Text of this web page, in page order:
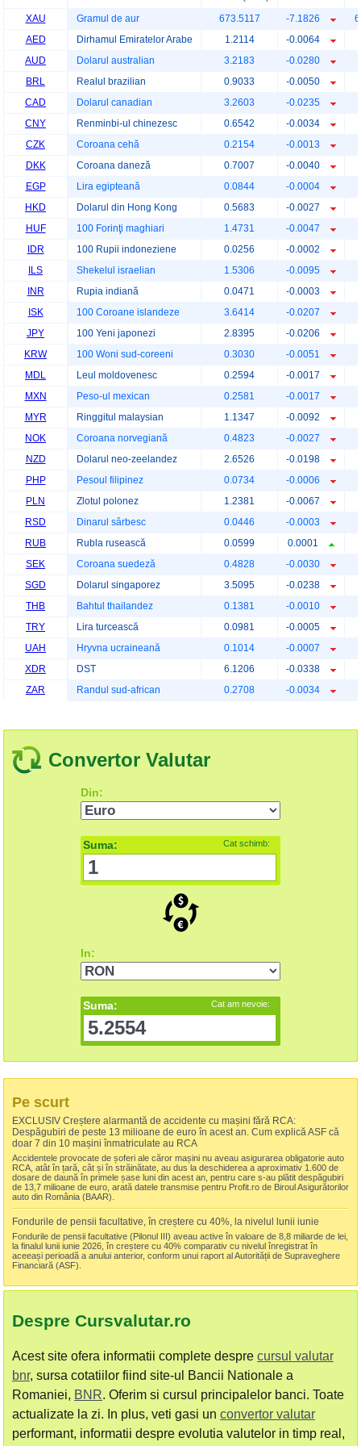
XAU Gramul de aur 673.5117 -7.1826
AED
Dirhamul Emiratelor Arabe 1.2114 -0.0064
AUD
Dolarul australian 3.2183 -0.0280
BRL
Realul brazilian 0.9033 -0.0050
CAD
Dolarul canadian 3.2603 -0.0235
CNY
Renminbi-ul chinezesc 0.6542 -0.0034
CZK
Coroana cehă 0.2154 -0.0013
DKK
Coroana daneză 0.7007 -0.0040
EGP
Lira egipteană 0.0844 -0.0004
HKD
Dolarul din Hong Kong 0.5683 -0.0027
HUF
100 Forinţi maghiari 1.4731 -0.0047
IDR
100 Rupii indoneziene 0.0256 -0.0002
ILS
Shekelul israelian 1.5306 -0.0095
INR
Rupia indiană 0.0471 -0.0003
ISK
100 Coroane islandeze 3.6414 -0.0207
JPY
100 Yeni japonezi 2.8395 -0.0206
KRW
100 Woni sud-coreeni 0.3030 -0.0051
MDL
Leul moldovenesc 0.2594 -0.0017
MXN
Peso-ul mexican 0.2581 -0.0017
MYR
Ringgitul malaysian 1.1347 -0.0092
NOK
Coroana norvegiană 0.4823 -0.0027
NZD
Dolarul neo-zeelandez 2.6526 -0.0198
PHP
Pesoul filipinez 0.0734 -0.0006
PLN
Zlotul polonez 1.2381 -0.0067
RSD
Dinarul sârbesc 0.0446 -0.0003
RUB
Rubla rusească 0.0599 0.0001
SEK
Coroana suedeză 0.4828 -0.0030
SGD
Dolarul singaporez 3.5095 -0.0238
THB
Bahtul thailandez 0.1381 -0.0010
TRY
Lira turcească 0.0981 -0.0005
UAH
Hryvna ucraineană 0.1014 -0.0007
XDR
DST 6.1206 -0.0338
ZAR
Randul sud-african 0.2708 -0.0034
Convertor Valutar
Din:
Suma: Cat schimb:
In:
Suma: Cat am nevoie:
Pe scurt
EXCLUSIV Creștere alarmantă de accidente cu mașini fără RCA:
Despăgubiri de peste 13 milioane de euro în acest an. Cum explică ASF că
doar 7 din 10 mașini înmatriculate au RCA
Accidentele provocate de șoferi ale căror mașini nu aveau asigurarea obligatorie auto
RCA, atât în țară, cât și în străinătate, au dus la deschiderea a aproximativ 1.600 de
dosare de daună în primele șase luni din acest an, pentru care s-au plătit despăgubiri
de 13,7 milioane de euro, arată datele transmise pentru Profit.ro de Biroul Asigurătorilor
auto din România (BAAR).
Fondurile de pensii facultative, în creștere cu 40%, la nivelul lunii iunie
Fondurile de pensii facultative (Pilonul III) aveau active în valoare de 8,8 miliarde de lei,
la finalul lunii iunie 2026, în creștere cu 40% comparativ cu nivelul înregistrat în
aceeași perioadă a anului anterior, conform unui raport al Autorității de Supraveghere
Financiară (ASF).
Despre Cursvalutar.ro
Acest site ofera informatii complete despre cursul valutar
bnr, sursa cotatiilor fiind site-ul Bancii Nationale a
Romaniei, BNR. Oferim si cursul principalelor banci. Toate
actualizate la zi. In plus, veti gasi un convertor valutar
performant, informatii despre evolutia valutelor in timp real,